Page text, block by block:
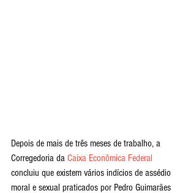
Depois de mais de três meses de trabalho, a
Corregedoria da Caixa Econômica Federal
concluiu que existem vários indícios de assédio
moral e sexual praticados por Pedro Guimarães